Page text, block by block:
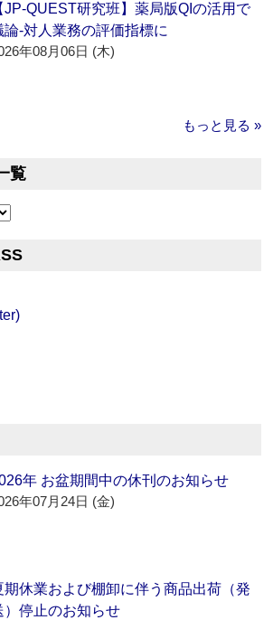
JP-QUEST研究班】薬局版QIの活用で
論‐対人業務の評価指標に
年08月06日 (木)
もっと見る »
覧
年 お盆期間中の休刊のお知らせ
年07月24日 (金)
期休業および棚卸に伴う商品出荷（発
）停止のお知らせ